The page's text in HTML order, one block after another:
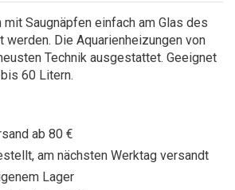
Saugnäpfen einfach am Glas des
Die Aquarienheizungen von
Technik ausgestattet. Geeignet
60 Litern.
ab 80 €
am nächsten Werktag versandt
Lager